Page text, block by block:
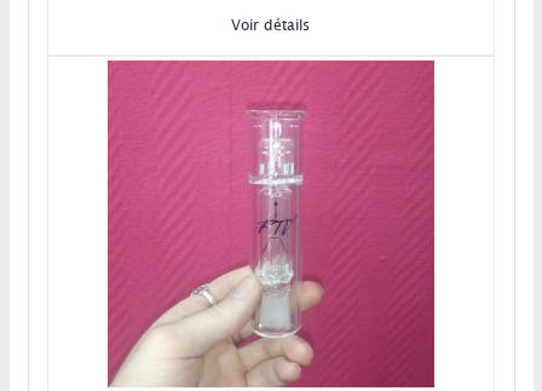
Voir détails